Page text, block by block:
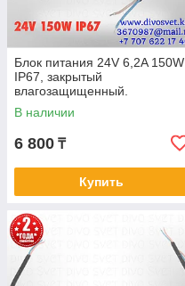
Блок питания 24V 6,2A 150W
IP67, закрытый
влагозащищенный.
Трансформатор 220В-12В,
150 Ватт. Power supply 12v.
В наличии
6 800 ₸
Купить